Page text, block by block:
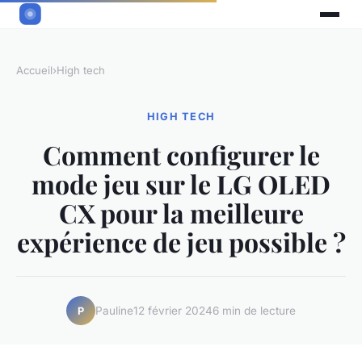
Accueil›High tech
HIGH TECH
Comment configurer le
mode jeu sur le LG OLED
CX pour la meilleure
expérience de jeu possible ?
P Pauline12 février 20246 min de lecture